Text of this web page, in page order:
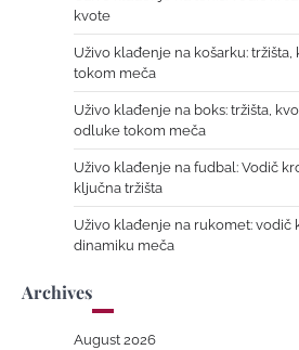
kvote
Uživo klađenje na košarku:
tokom meča
Uživo klađenje na boks: tržišta,
odluke tokom meča
Uživo klađenje na fudbal: Vodič
ključna tržišta
Uživo klađenje na rukomet: vodič
dinamiku meča
Archives
August 2026